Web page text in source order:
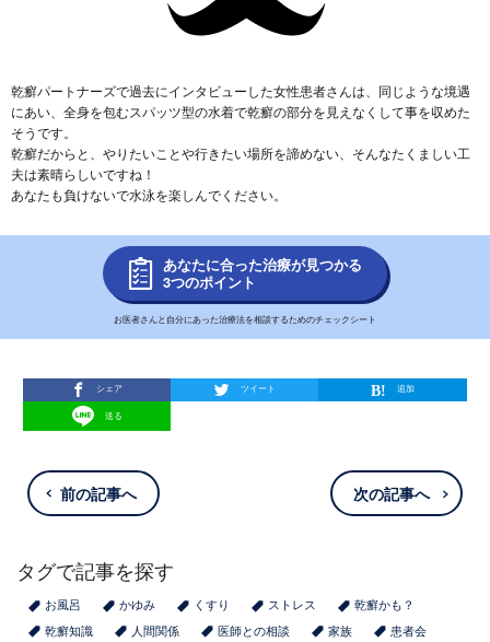
乾癬パートナーズで過去にインタビューした女性患者さんは、同じような境遇
にあい、全身を包むスパッツ型の水着で乾癬の部分を見えなくして事を収めた
そうです。
乾癬だからと、やりたいことや行きたい場所を諦めない、そんなたくましい工
夫は素晴らしいですね！
あなたも負けないで水泳を楽しんでください。
あなたに合った治療が見つかる
3つのポイント
お医者さんと自分にあった治療法を相談するためのチェックシート
シェア ツイート 追加
送る
前の記事へ 次の記事へ
タグで記事を探す
お風呂 かゆみ くすり ストレス
乾癬かも？
乾癬知識
人間関係 医師との相談 家族
患者会